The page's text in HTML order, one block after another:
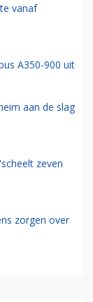
vanaf
A350-900 uit
aan de slag
zeven
zorgen over